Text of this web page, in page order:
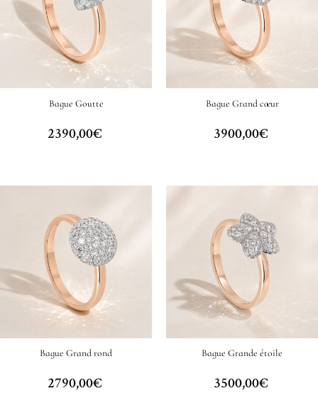
Bague Goutte
2390,00€
Bague Grand cœur
3900,00€
Bague Grand rond
2790,00€
Bague Grande étoile
3500,00€